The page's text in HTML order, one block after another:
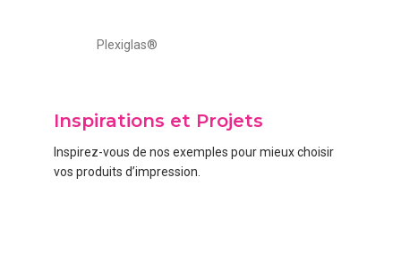
Plexiglas®
Inspirations et Projets
Inspirez-vous de nos exemples pour mieux choisir
vos produits d’impression.